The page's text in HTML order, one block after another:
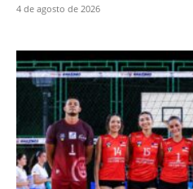
4 de agosto de 2026